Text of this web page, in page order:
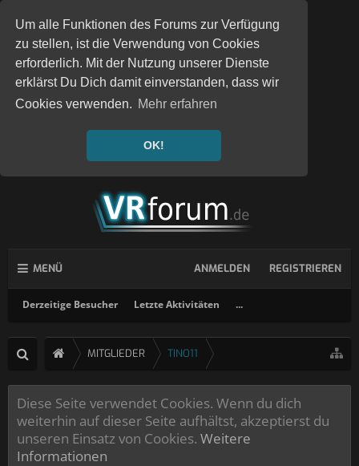
Um alle Funktionen des Forums zur Verfügung
zu stellen, ist die Verwendung von Cookies
erforderlich. Mit der Nutzung unserer Dienste
erklärst Du Dich damit einverstanden, dass wir
Cookies verwenden. Mehr erfahren
OK!
MENÜ
Derzeitige Besucher Letzte Aktivitäten ...
ANMELDEN REGISTRIEREN
MITGLIEDER TINO11
Diese Seite verwendet Cookies. Wenn du dich
weiterhin auf dieser Seite aufhältst, akzeptierst du
unseren Einsatz von Cookies. Weitere
Informationen